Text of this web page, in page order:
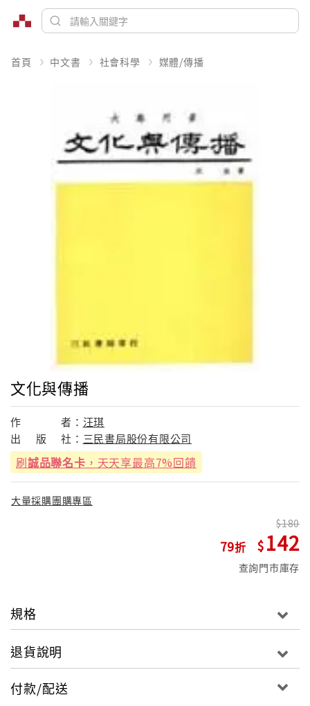
首頁 中文書 社會科學 媒體/傳播
文化與傳播
作 者： 汪琪
出
版 社： 三民書局股份有限公司
刷誠品聯名卡 ，天天享最高7%回饋
大量採購團購專區
79
180
142
查詢門市庫存
規格
退貨說明
付款/配送